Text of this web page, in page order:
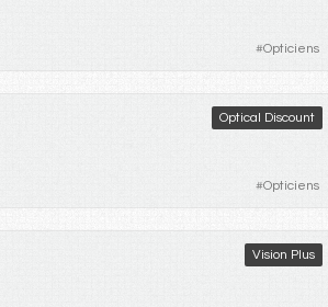
#Opticiens
Optical Discount
#Opticiens
Vision Plus